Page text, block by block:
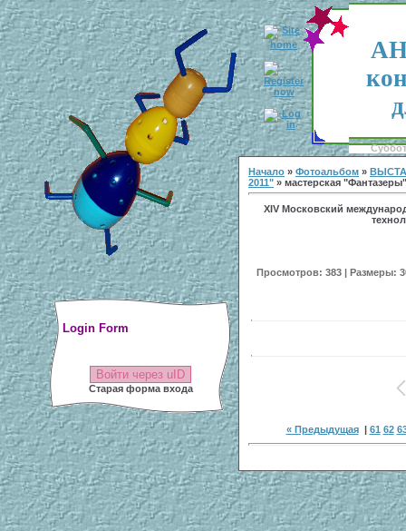
Login Form
Войти через uID
Старая форма входа
Начало » Фотоальбом »
2011" » мастерская
XIV Московский
Просмотров: 383 | Размеры:
« Предыдущая| 61 62